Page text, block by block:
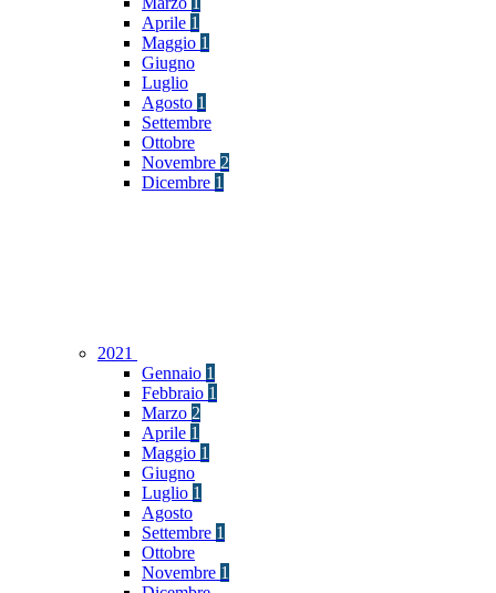
Aprile 1
Maggio 1
Giugno
Luglio
Agosto 1
Settembre
Ottobre
Novembre 2
Dicembre 1
2021
Gennaio 1
Febbraio 1
Marzo 2
Aprile 1
Maggio 1
Giugno
Luglio 1
Agosto
Settembre 1
Ottobre
Novembre 1